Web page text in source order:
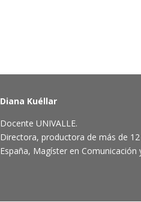
Diana Kuéllar
Docente UNIVALLE.
Directora, productora de más de
España, Magíster en Comunicación